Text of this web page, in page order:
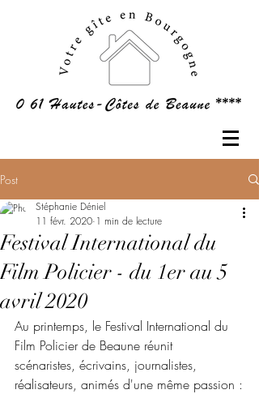
Post
Festival International du
Film Policier - du 1er au 5
avril 2020
Stéphanie Déniel
11 févr. 2020 1 min de lecture
Au printemps, le Festival International du
Film Policier de Beaune réunit
scénaristes, écrivains, journalistes,
réalisateurs, animés d'une même passion :